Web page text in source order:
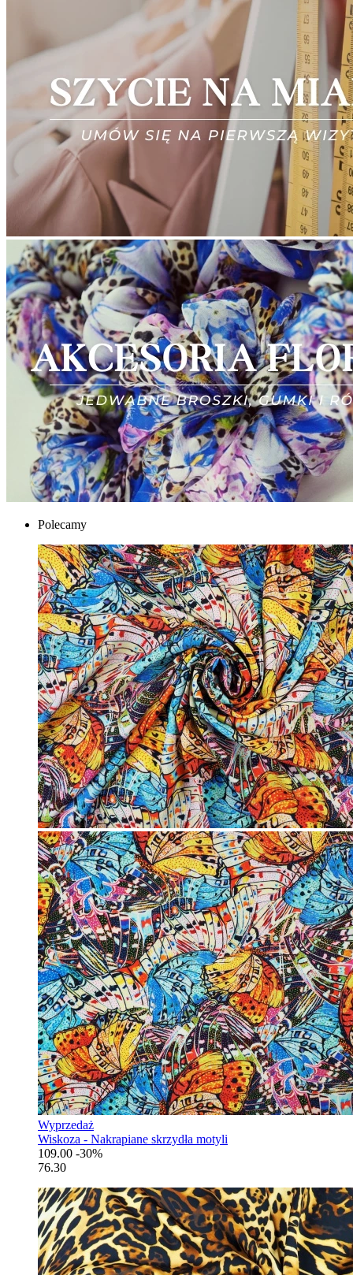
Polecamy
Wyprzedaż
Wiskoza - Nakrapiane skrzydła motyli
109.00 -30%
76.30